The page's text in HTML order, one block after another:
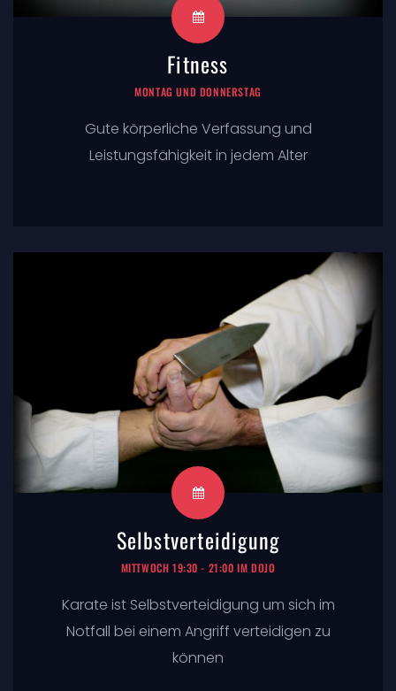
Fitness
MONTAG UND DONNERSTAG
Gute körperliche Verfassung und
Leistungsfähigkeit in jedem Alter
Selbstverteidigung
MITTWOCH 19:30 - 21:00 IM DOJO
Karate ist Selbstverteidigung um sich im
Notfall bei einem Angriff verteidigen zu
können